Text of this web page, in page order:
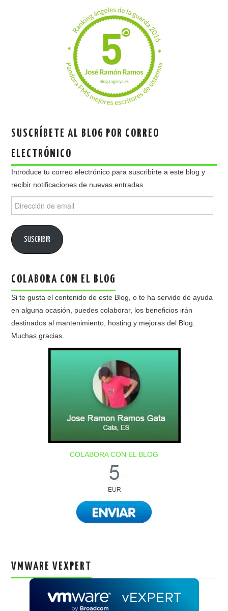
SUSCRÍBETE AL BLOG POR CORREO
ELECTRÓNICO
Introduce tu correo electrónico para suscribirte a este blog y
recibir notificaciones de nuevas entradas.
de
SUSCRIBIR
COLABORA CON EL BLOG
Si te gusta el contenido de este Blog, o te ha servido de ayuda
en alguna ocasión, puedes colaborar, los beneficios irán
destinados al mantenimiento, hosting y mejoras del Blog.
Muchas gracias.
COLABORA CON EL BLOG
VMWARE VEXPERT